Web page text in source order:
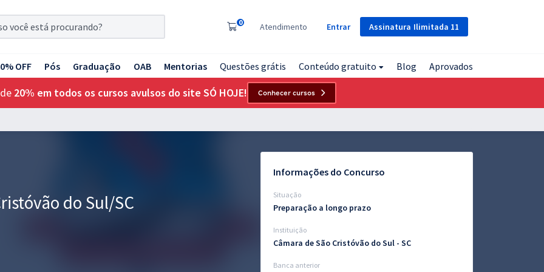
Assinatura Ilimitada 11
0 Atendimento Entrar
OFF Pós Graduação OAB Mentorias Questões grátis Conteúdo gratuito Blog Aprovados
20% em todos os cursos avulsos do site SÓ HOJE! Conhecer cursos
do Sul/SC
Informações do Concurso
Situação
Preparação a longo prazo
Instituição
Câmara de São Cristóvão do Sul - SC
Banca anterior